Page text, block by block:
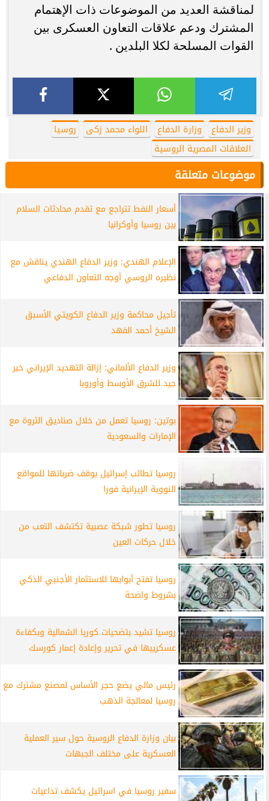
لمناقشة العديد من الموضوعات ذات الإهتمام
المشترك ودعم علاقات التعاون العسكرى بين
القوات المسلحة لكلا البلدين .
وزير الدفاع وزارة الدفاع اللواء محمد زكى
روسيا
العلاقات المصرية الروسية
موضوعات متعلقة
أسعار النفط تتراجع مع تقدم محادثات السلام
بين روسيا وأوكرانيا
الإعلام الهندي: وزير الدفاع الهندي يناقش مع
نظيره الروسي أوجه التعاون الدفاعي
تأجيل محاكمة وزير الدفاع الكويتي الأسبق
الشيخ أحمد الفهد
وزير الدفاع الألماني: إزالة التهديد الإيراني خبر
جيد للشرق الأوسط وأوروبا
بوتين: روسيا تعمل من خلال صناديق الثروة مع
الإمارات والسعودية
روسيا تطالب إسرائيل بوقف ضرباتها للمواقع
النووية الإيرانية فورا
روسيا تطور شبكة عصبية تكتشف التعب من
خلال حركات العين
روسيا تفتح أبوابها للاستثمار الأجنبي الذكي
بشروط واضحة
روسيا تشيد بتضحيات كوريا الشمالية وبكفاءة
عسكرييها في تحرير وإعادة إعمار كورسك
رئيس مالي يضع حجر الأساس لمصنع مشترك مع
روسيا لمعالجة الذهب
بيان وزارة الدفاع الروسية حول سير العملية
العسكرية على مختلف الجبهات
سفير روسيا في اسرائيل يكشف تداعيات